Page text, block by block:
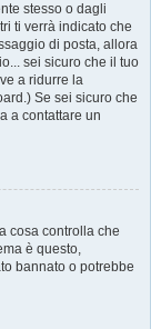
stesso o dagli
ti verrà indicato che
di posta, allora
sei sicuro che il tuo
a ridurre la
Se sei sicuro che
a contattare un
cosa controlla che
è questo,
bannato o potrebbe